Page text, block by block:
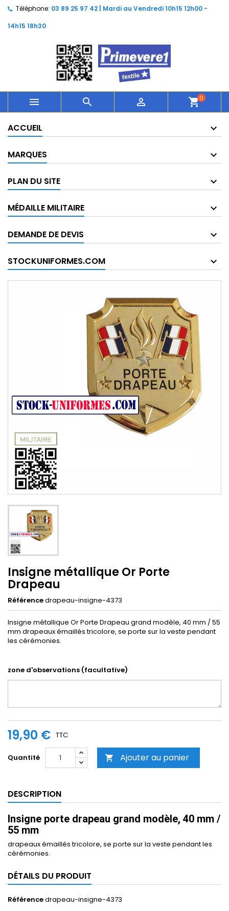
Téléphone: 03 89 25 97 42 | Mardi au Vendredi 10h15 12h00 -
14h15 18h30
   shopping_cart0
ACCUEIL
MARQUES
PLAN DU SITE
MÉDAILLE MILITAIRE
DEMANDE DE DEVIS
STOCKUNIFORMES.COM
Insigne métallique Or Porte
Drapeau
Référencedrapeau-insigne-4373
Insigne métallique Or Porte Drapeau grand modèle, 40 mm / 55
mm drapeaux émaillés tricolore, se porte sur la veste pendant
les cérémonies.
zone d'observations (facultative)
19,90 € TTC
Quantité  Ajouter au panier
DESCRIPTION
Insigne porte drapeau grand modèle, 40 mm /
55 mm
drapeaux émaillés tricolore, se porte sur la veste pendant les
cérémonies.
DÉTAILS DU PRODUIT
Référencedrapeau-insigne-4373